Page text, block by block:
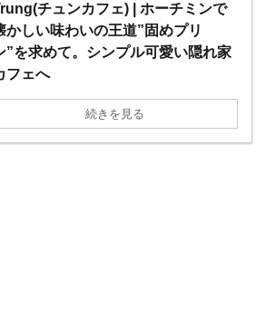
チュンカフェ) | ホーチミンで
かしい味わいの王道”固めプリ
”を求めて。シンプル可愛い隠れ家
フェへ
続きを見る